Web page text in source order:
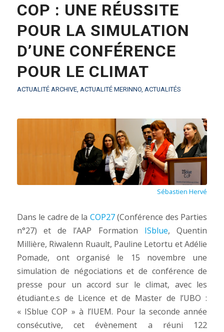
COP : UNE RÉUSSITE
POUR LA SIMULATION
D’UNE CONFÉRENCE
POUR LE CLIMAT
ACTUALITÉ ARCHIVE, ACTUALITÉ MERINNO, ACTUALITÉS
Sébastien Hervé
Dans le cadre de la COP27(Conférence des Parties
n°27) et de l’AAP Formation ISblue, Quentin
Millière, Riwalenn Ruault, Pauline Letortu et Adélie
Pomade, ont organisé le 15 novembre une
simulation de négociations et de conférence de
presse pour un accord sur le climat, avec les
étudiant.e.s de Licence et de Master de l’UBO :
« ISblue COP » à l’IUEM. Pour la seconde année
consécutive, cet évènement a réuni 122